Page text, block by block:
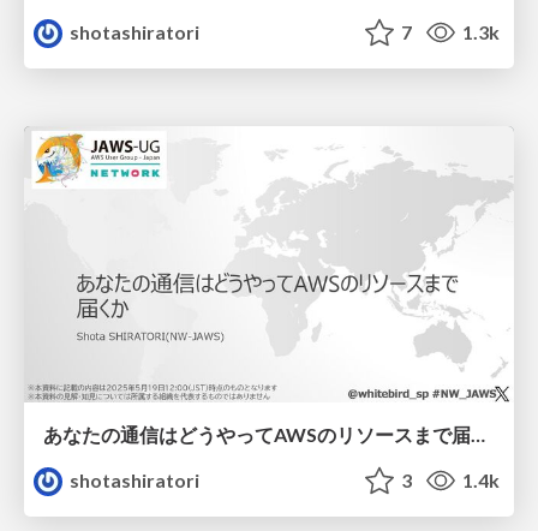
shotashiratori
7 1.3k
shotashiratori
3 1.4k